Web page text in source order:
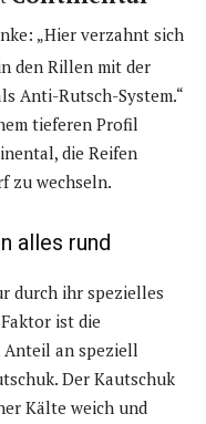
„Hier verzahnt sich
den Rillen mit der
Anti-Rutsch-System.“
tieferen Profil
die Reifen
zu wechseln.
alles rund
durch ihr spezielles
ist die
Anteil an speziell
Der Kautschuk
Kälte weich und